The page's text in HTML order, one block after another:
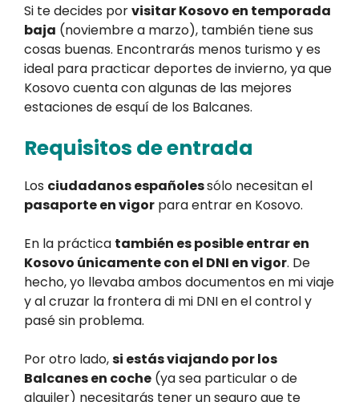
Si te decides porvisitar Kosovo en temporada
baja (noviembre a marzo), también tiene sus
cosas buenas. Encontrarás menos turismo y es
ideal para practicar deportes de invierno, ya que
Kosovo cuenta con algunas de las mejores
estaciones de esquí de los Balcanes.
Requisitos de entrada
Los ciudadanos españolessólo necesitan el
pasaporte en vigor para entrar en Kosovo.
En la práctica también es posible entrar en
Kosovo únicamente con el DNI en vigor. De
hecho, yo llevaba ambos documentos en mi viaje
y al cruzar la frontera di mi DNI en el control y
pasé sin problema.
Por otro lado,si estás viajando por los
Balcanes en coche (ya sea particular o de
alquiler) necesitarás tener un seguro que te